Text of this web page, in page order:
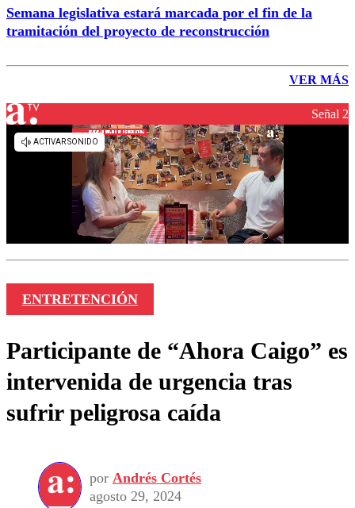
Semana legislativa estará marcada por el fin de la
tramitación del proyecto de reconstrucción
VER MÁS
Señal 2
ENTRETENCIÓN
Participante de “Ahora Caigo” es
intervenida de urgencia tras
sufrir peligrosa caída
por Andrés Cortés
agosto 29, 2024